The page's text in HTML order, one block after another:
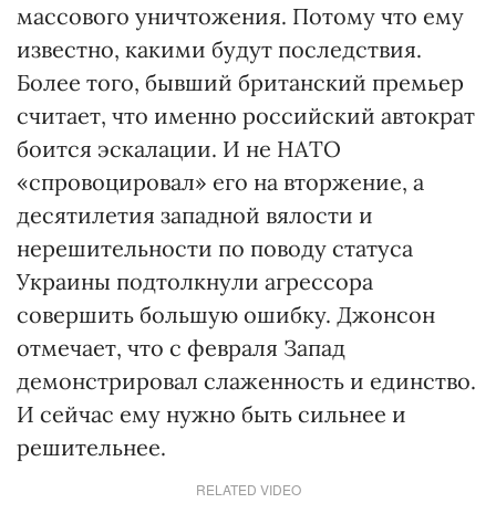
массового уничтожения. Потому что ему
известно, какими будут последствия.
Более того, бывший британский премьер
считает, что именно российский автократ
боится эскалации. И не НАТО
«спровоцировал» его на вторжение, а
десятилетия западной вялости и
нерешительности по поводу статуса
Украины подтолкнули агрессора
совершить большую ошибку. Джонсон
отмечает, что с февраля Запад
демонстрировал слаженность и единство.
И сейчас ему нужно быть сильнее и
решительнее.
RELATED VIDEO